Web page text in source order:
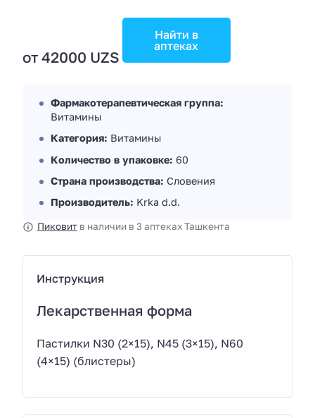
от 42000 UZS
Найти в
аптеках
Фармакотерапевтическая группа:
Витамины
Категория: Витамины
Количество в упаковке: 60
Страна производства: Словения
Производитель: Krka d.d.
Пиковитв наличии в 3 аптеках Ташкента
Инструкция
Лекарственная форма
Пастилки N30 (2×15), N45 (3×15), N60
(4×15) (блистеры)